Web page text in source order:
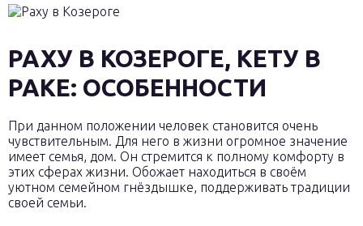
РАХУ В КОЗЕРОГЕ, КЕТУ В
РАКЕ: ОСОБЕННОСТИ
При данном положении человек становится очень
чувствительным. Для него в жизни огромное значение
имеет семья, дом. Он стремится к полному комфорту в
этих сферах жизни. Обожает находиться в своём
уютном семейном гнёздышке, поддерживать традиции
своей семьи.